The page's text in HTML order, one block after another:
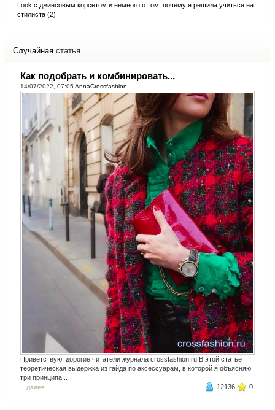
Look с джинсовым корсетом и немного о том, почему я решила учиться на
стилиста (2)
Случайная статья
Как подобрать и комбинировать...
14/07/2022, 07:05 AnnaCrossfashion
Приветствую, дорогие читатели журнала crossfashion.ru!В этой статье
теоретическая выдержка из гайда по аксессуарам, в которой я объясняю
три принципа...
далее... 12136 0